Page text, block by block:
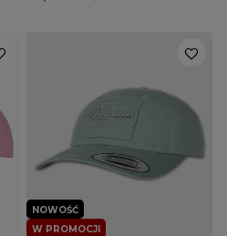
W PROMOCJI
NOWOŚĆ